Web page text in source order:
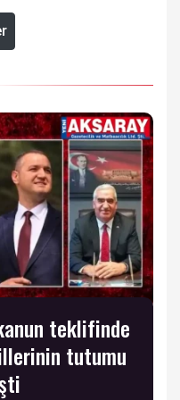
teklifinde
tutumu